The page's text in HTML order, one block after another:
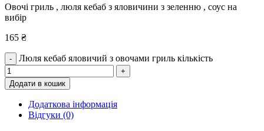
Овочі гриль , люля кебаб з яловичини з зеленню , соус на
вибір
165 ₴
- Люля кебаб яловичий з овочами гриль кількість
+
Додати в кошик
Додаткова інформація
Відгуки (0)